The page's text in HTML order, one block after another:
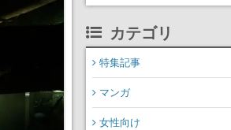
カテゴリ
特集記事
マンガ
女性向け